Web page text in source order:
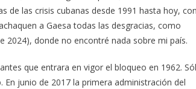
de las crisis cubanas desde 1991 hasta hoy, con
a Gaesa todas las desgracias, como
2024), donde no encontré nada sobre mi país.
que entrara en vigor el bloqueo en 1962.
junio de 2017 la primera administración del